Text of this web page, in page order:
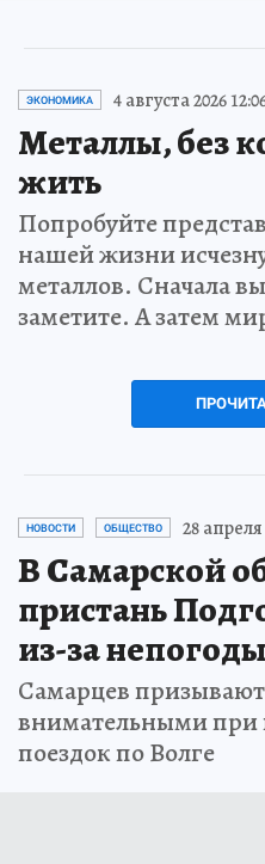
ЭКОНОМИКА 4 августа 2026
Металлы, без
жить
Попробуйте
нашей жизни
металлов. Сначала
заметите. А затем
НОВОСТИ ОБЩЕСТВО 28 апреля
В Самарской
пристань
из-за непогоды
Самарцев
внимательными при
поездок по Волге